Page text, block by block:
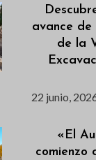
avance de
de la
22 junio,
«El
comienzo